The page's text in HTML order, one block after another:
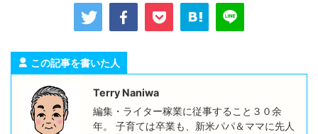
この記事を書いた人
Terry Naniwa
編集・ライター稼業に従事すること３０余
年。 子育ては卒業も、新米パパ＆ママに先人